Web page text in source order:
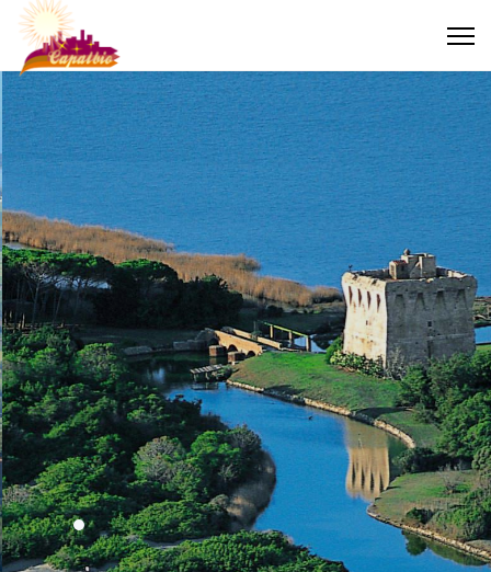
L'ULTIMO PAESE DELLA
MAREMMA TOSCANA
CAPALBIO